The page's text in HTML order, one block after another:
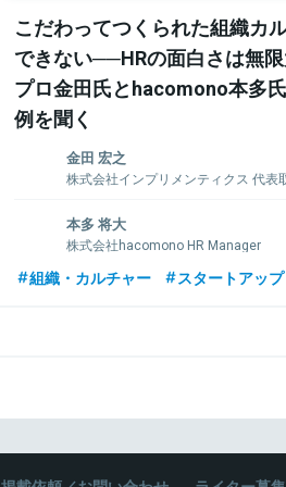
こだわってつくられた組織カ
できない──HRの面白さは無
プロ金田氏とhacomono本多
例を聞く
金田 宏之
株式会社インプリメンティクス 代表
計や会社合併に伴う人事制度の統合、監
様々な組織の人事制度設計を手掛ける。
アムブランドを支える人材の採用・教育
ィクスを創業。クライアントのMission
本多 将大
株式会社hacomono HR Manager
ゲーム会社で海外子会社CEOを務めた後
関連情報をみる
組織・カルチャー スタートアップ